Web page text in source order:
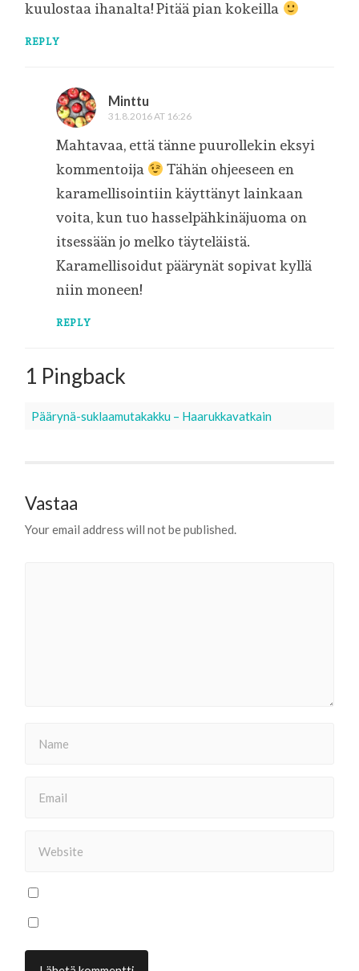
kuulostaa ihanalta! Pitää pian kokeilla
REPLY
Minttu
31.8.2016 AT 16:26
Mahtavaa, että tänne puurollekin eksyi
kommentoija
Tähän ohjeeseen en
karamellisointiin käyttänyt lainkaan
voita, kun tuo hasselpähkinäjuoma on
itsessään jo melko täyteläistä.
Karamellisoidut päärynät sopivat kyllä
niin moneen!
REPLY
1 Pingback
Päärynä-suklaamutakakku – Haarukkavatkain
Vastaa
Your email address will not be published.